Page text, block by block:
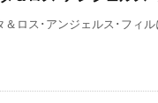
＆ロス･アンジェルス･フィ